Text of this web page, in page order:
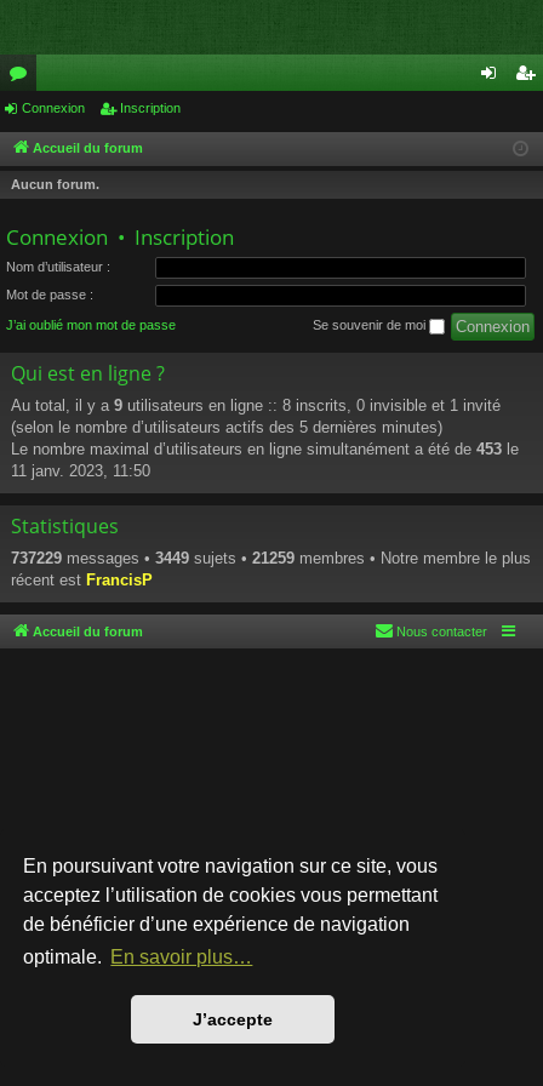
En poursuivant votre navigation sur ce site, vous
acceptez l’utilisation de cookies vous permettant
de bénéficier d’une expérience de navigation
optimale. En savoir plus…
J’accepte
or
u
m
cri
Connexion Inscription
Accueil du forum
Aucun forum.
Connexion • Inscription
Nom d’utilisateur :
Mot de passe :
J’ai oublié mon mot de passe Se souvenir de moi
Qui est en ligne ?
Au total, il y a 9 utilisateurs en ligne :: 8 inscrits, 0 invisible et 1 invité
(selon le nombre d’utilisateurs actifs des 5 dernières minutes)
Le nombre maximal d’utilisateurs en ligne simultanément a été de 453 le
11 janv. 2023, 11:50
Statistiques
737229 messages • 3449 sujets • 21259 membres • Notre membre le plus
récent est FrancisP
Accueil du forum Nous contacter
Développé parphpBB® Forum Software © phpBB Limited
Style par
Traduction française officielle